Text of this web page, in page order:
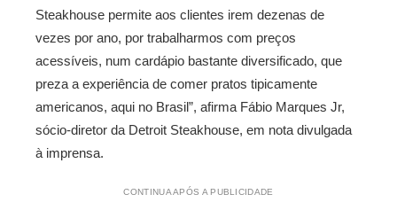
Steakhouse permite aos clientes irem dezenas de
vezes por ano, por trabalharmos com preços
acessíveis, num cardápio bastante diversificado, que
preza a experiência de comer pratos tipicamente
americanos, aqui no Brasil”, afirma Fábio Marques Jr,
sócio-diretor da Detroit Steakhouse, em nota divulgada
à imprensa.
CONTINUA APÓS A PUBLICIDADE